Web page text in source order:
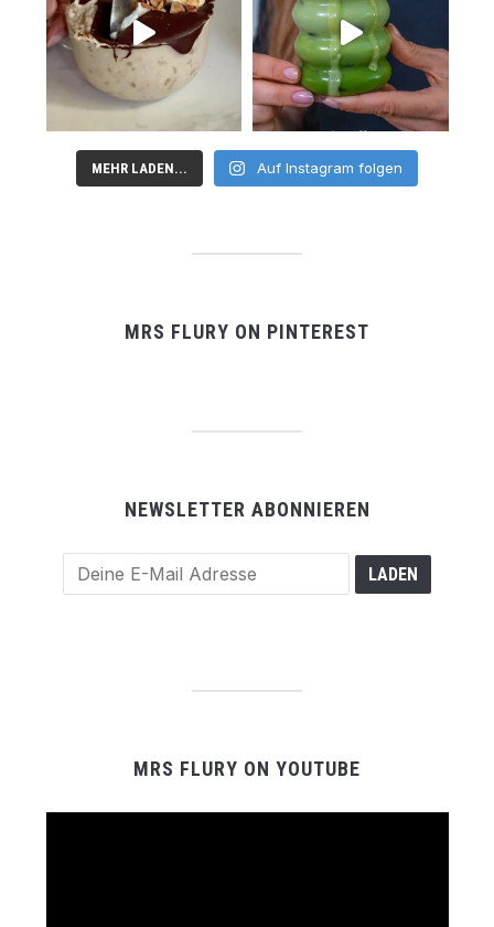
MEHR LADEN... Auf Instagram folgen
MRS FLURY ON PINTEREST
NEWSLETTER ABONNIEREN
MRS FLURY ON YOUTUBE